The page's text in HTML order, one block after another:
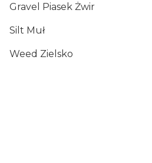
Gravel Piasek Żwir
Silt Muł
Weed Zielsko